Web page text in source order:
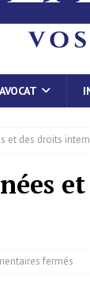
AVOCAT
et des droits
fermés